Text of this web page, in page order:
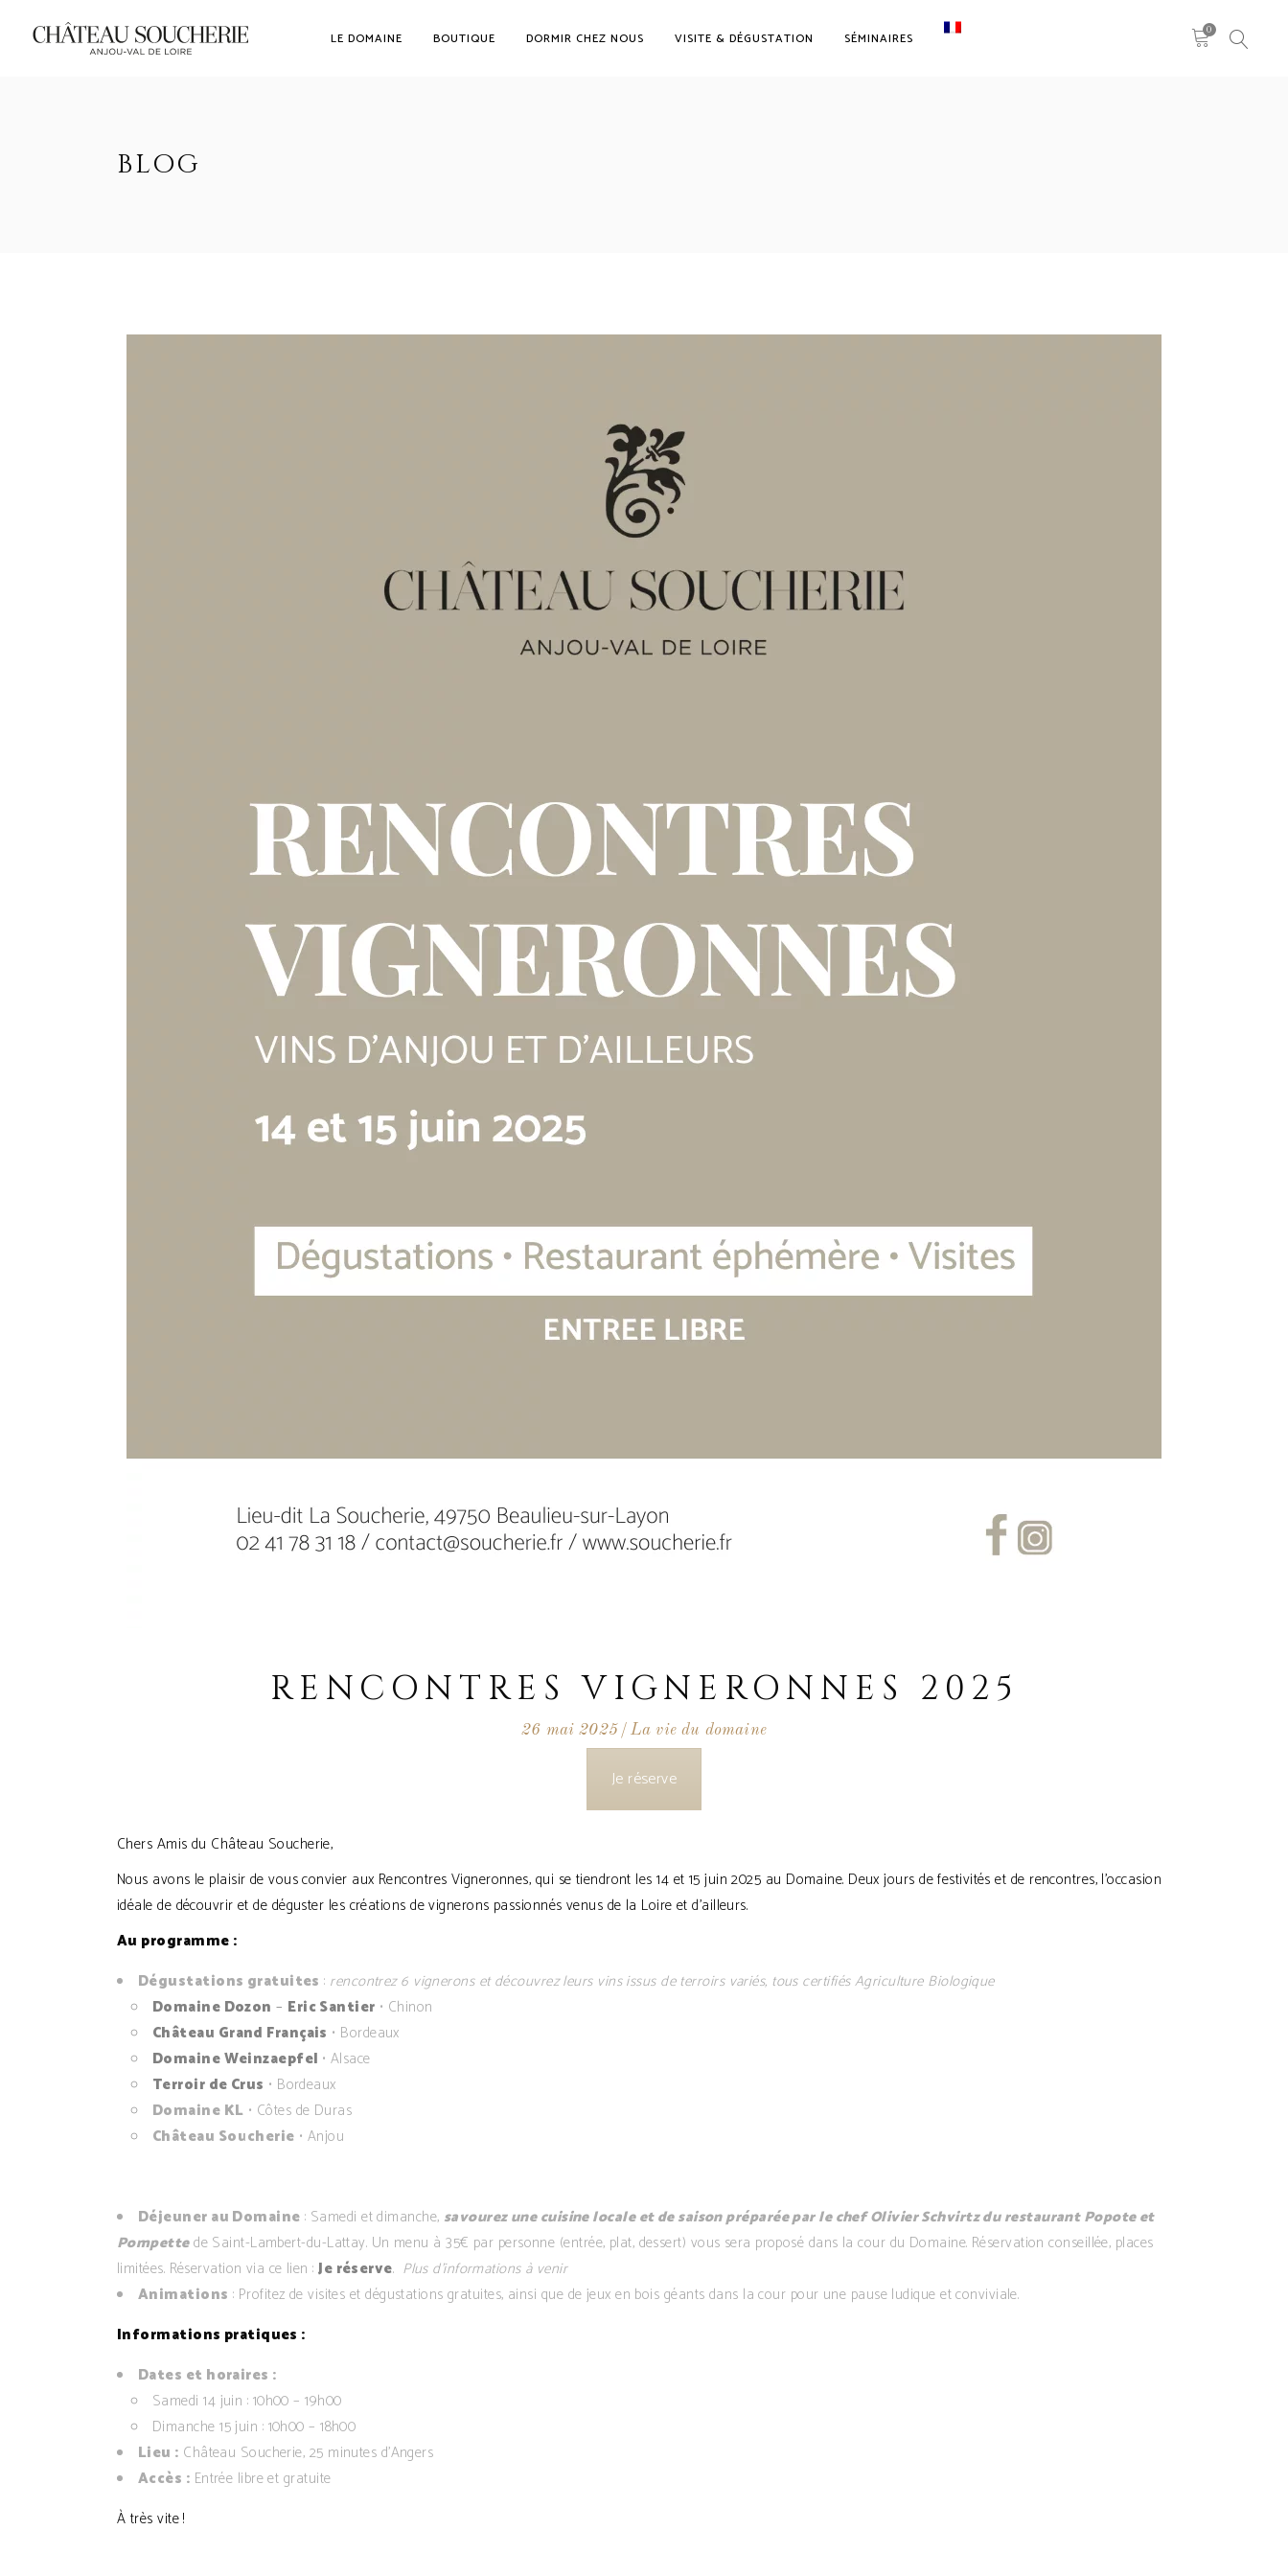
LE DOMAINE BOUTIQUE DORMIR CHEZ NOUS VISITE & DÉGUSTATION SÉMINAIRES 0
BLOG
RENCONTRES VIGNERONNES 2025
26 mai 2025 La vie du domaine
Je réserve
Chers Amis du Château Soucherie,
Nous avons le plaisir de vous convier aux Rencontres Vigneronnes, qui se tiendront les 14 et 15 juin 2025 au Domaine. Deux jours de festivités et de rencontres, l’occasion
idéale de découvrir et de déguster les créations de vignerons passionnés venus de la Loire et d’ailleurs.
Au programme :
Dégustations gratuites : rencontrez 6 vignerons et découvrez leurs vins issus de terroirs variés, tous certifiés Agriculture Biologique
Domaine Dozon – Eric Santier • Chinon
Château Grand Français • Bordeaux
Domaine Weinzaepfel • Alsace
Terroir de Crus • Bordeaux
Domaine KL • Côtes de Duras
Château Soucherie • Anjou
Déjeuner au Domaine : Samedi et dimanche, savourez une cuisine locale et de saison préparée par le chef Olivier Schvirtz du restaurant Popote et
Pompettede Saint-Lambert-du-Lattay. Un menu à 35€ par personne (entrée, plat, dessert) vous sera proposé dans la cour du Domaine. Réservation conseillée, places
limitées. Réservation via ce lien :Je réserve. Plus d’informations à venir
Animations : Profitez de visites et dégustations gratuites, ainsi que de jeux en bois géants dans la cour pour une pause ludique et conviviale.
Informations pratiques :
Dates et horaires :
Samedi 14 juin : 10h00 – 19h00
Dimanche 15 juin : 10h00 – 18h00
Lieu : Château Soucherie, 25 minutes d’Angers
Accès : Entrée libre et gratuite
À très vite !